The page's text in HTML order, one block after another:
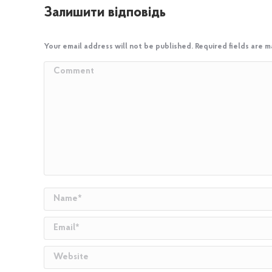
Залишити відповідь
Your email address will not be published. Required fields are
Comment
Name *
Email *
Website